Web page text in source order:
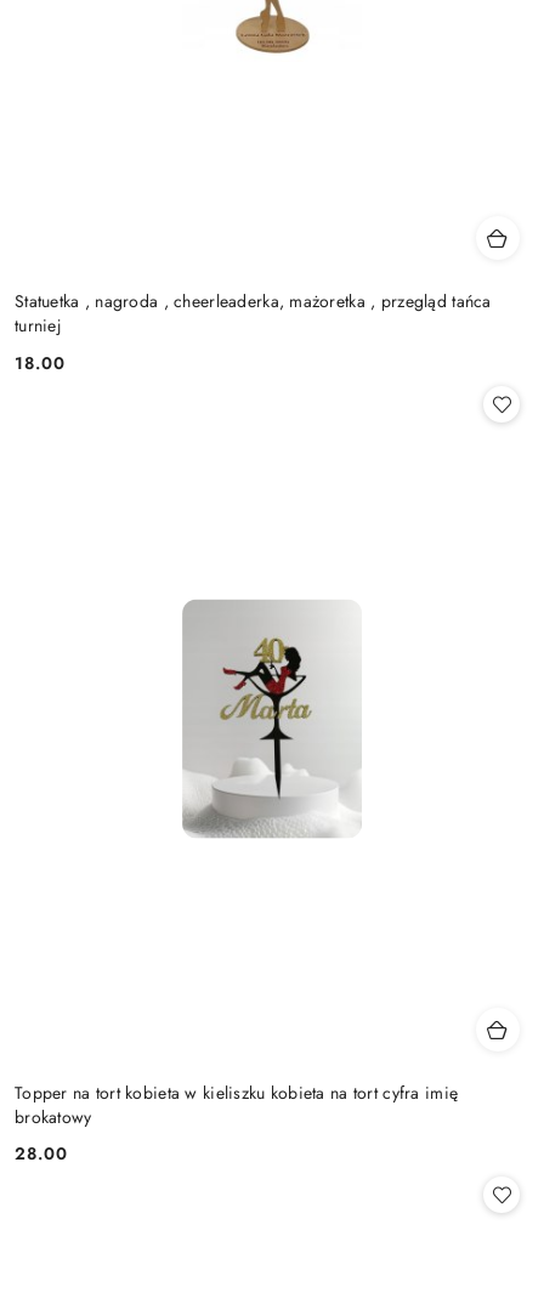
Statuetka , nagroda , cheerleaderka, mażoretka , przegląd tańca
turniej
Cena:
18.00
Topper na tort kobieta w kieliszku kobieta na tort cyfra imię
brokatowy
Cena:
28.00